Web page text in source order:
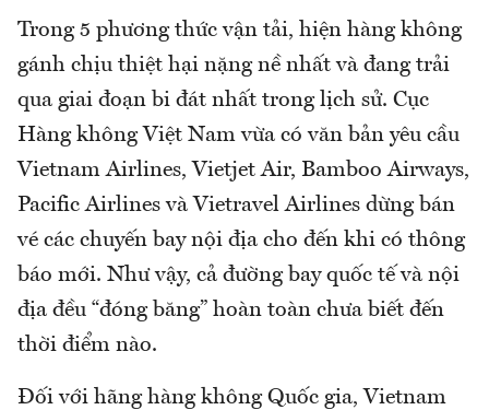
Trong 5 phương thức vận tải, hiện hàng không
gánh chịu thiệt hại nặng nề nhất và đang trải
qua giai đoạn bi đát nhất trong lịch sử. Cục
Hàng không Việt Nam vừa có văn bản yêu cầu
Vietnam Airlines, Vietjet Air, Bamboo Airways,
Pacific Airlines và Vietravel Airlines dừng bán
vé các chuyến bay nội địa cho đến khi có thông
báo mới. Như vậy, cả đường bay quốc tế và nội
địa đều “đóng băng” hoàn toàn chưa biết đến
thời điểm nào.
Đối với hãng hàng không Quốc gia, Vietnam